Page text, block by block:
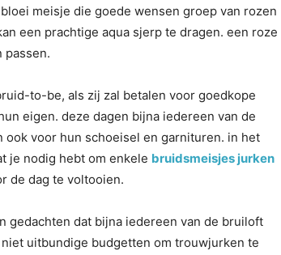
meisje die goede wensen groep van rozen
een prachtige aqua sjerp te dragen. een roze
passen.
to-be, als zij zal betalen voor goedkope
eigen. deze dagen bijna iedereen van de
voor hun schoeisel en garnituren. in het
je nodig hebt om enkele bruidsmeisjes jurken
de dag te voltooien.
gedachten dat bijna iedereen van de bruiloft
uitbundige budgetten om trouwjurken te